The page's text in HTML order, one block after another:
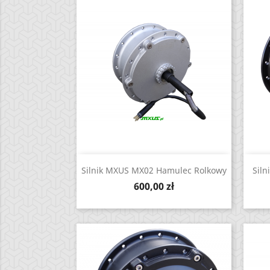
Silnik MXUS MX02 Hamulec Rolkowy
Cena
600,00 zł
Zobacz